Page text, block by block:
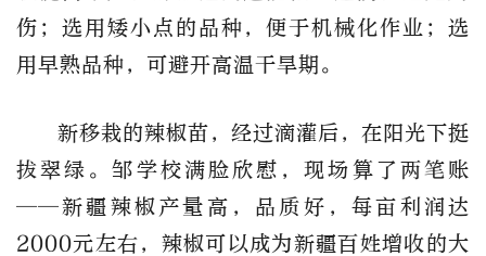
伤；选用矮小点的品种，便于机械化作业；选
用早熟品种，可避开高温干旱期。
新移栽的辣椒苗，经过滴灌后，在阳光下挺
拔翠绿。邹学校满脸欣慰，现场算了两笔账
——新疆辣椒产量高，品质好，每亩利润达
2000元左右，辣椒可以成为新疆百姓增收的大